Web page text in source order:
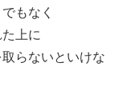
もなく
上に
らないといけな